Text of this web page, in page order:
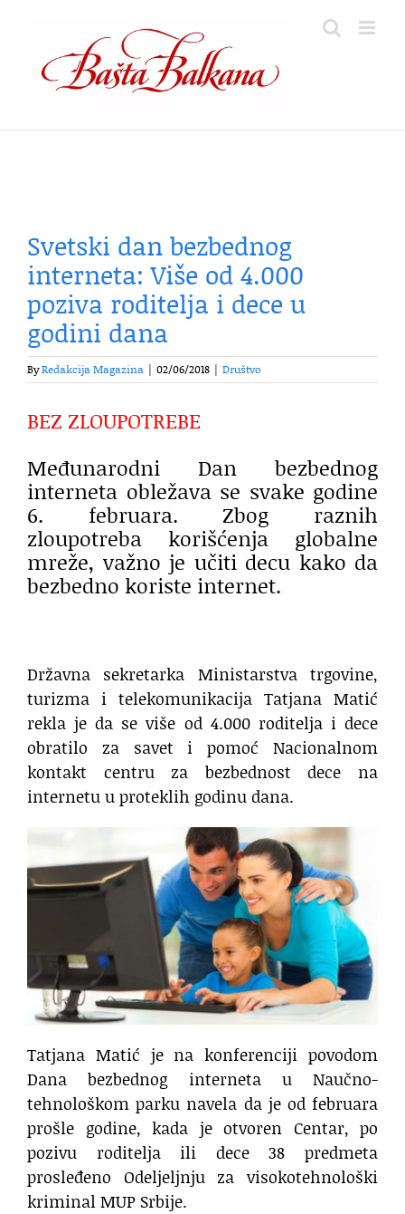
content
Svetski dan bezbednog
interneta: Više od 4.000
poziva roditelja i dece u
godini dana
ByRedakcija Magazina 02/06/2018 Društvo
BEZ ZLOUPOTREBE
Međunarodni Dan bezbednog
interneta obležava se svake godine
6. februara. Zbog raznih
zloupotreba korišćenja globalne
mreže, važno je učiti decu kako da
bezbedno koriste internet.
Državna sekretarka Ministarstva trgovine,
turizma i telekomunikacija Tatjana Matić
rekla je da se više od 4.000 roditelja i dece
obratilo za savet i pomoć Nacionalnom
kontakt centru za bezbednost dece na
internetu u proteklih godinu dana.
Tatjana Matić je na konferenciji povodom
Dana bezbednog interneta u Naučno-
tehnološkom parku navela da je od februara
prošle godine, kada je otvoren Centar, po
pozivu roditelja ili dece 38 predmeta
prosleđeno Odeljeljnju za visokotehnološki
kriminal MUP Srbije.